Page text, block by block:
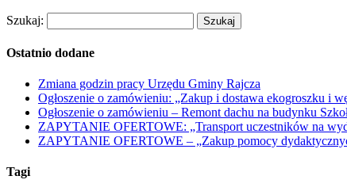
Szukaj:
Ostatnio dodane
Zmiana godzin pracy Urzędu Gminy Rajcza
Ogłoszenie o zamówieniu: „Zakup i dostawa ekogroszku i
Ogłoszenie o zamówieniu – Remont dachu na budynku
ZAPYTANIE OFERTOWE: „Transport uczestników na
ZAPYTANIE OFERTOWE – „Zakup pomocy
Tagi